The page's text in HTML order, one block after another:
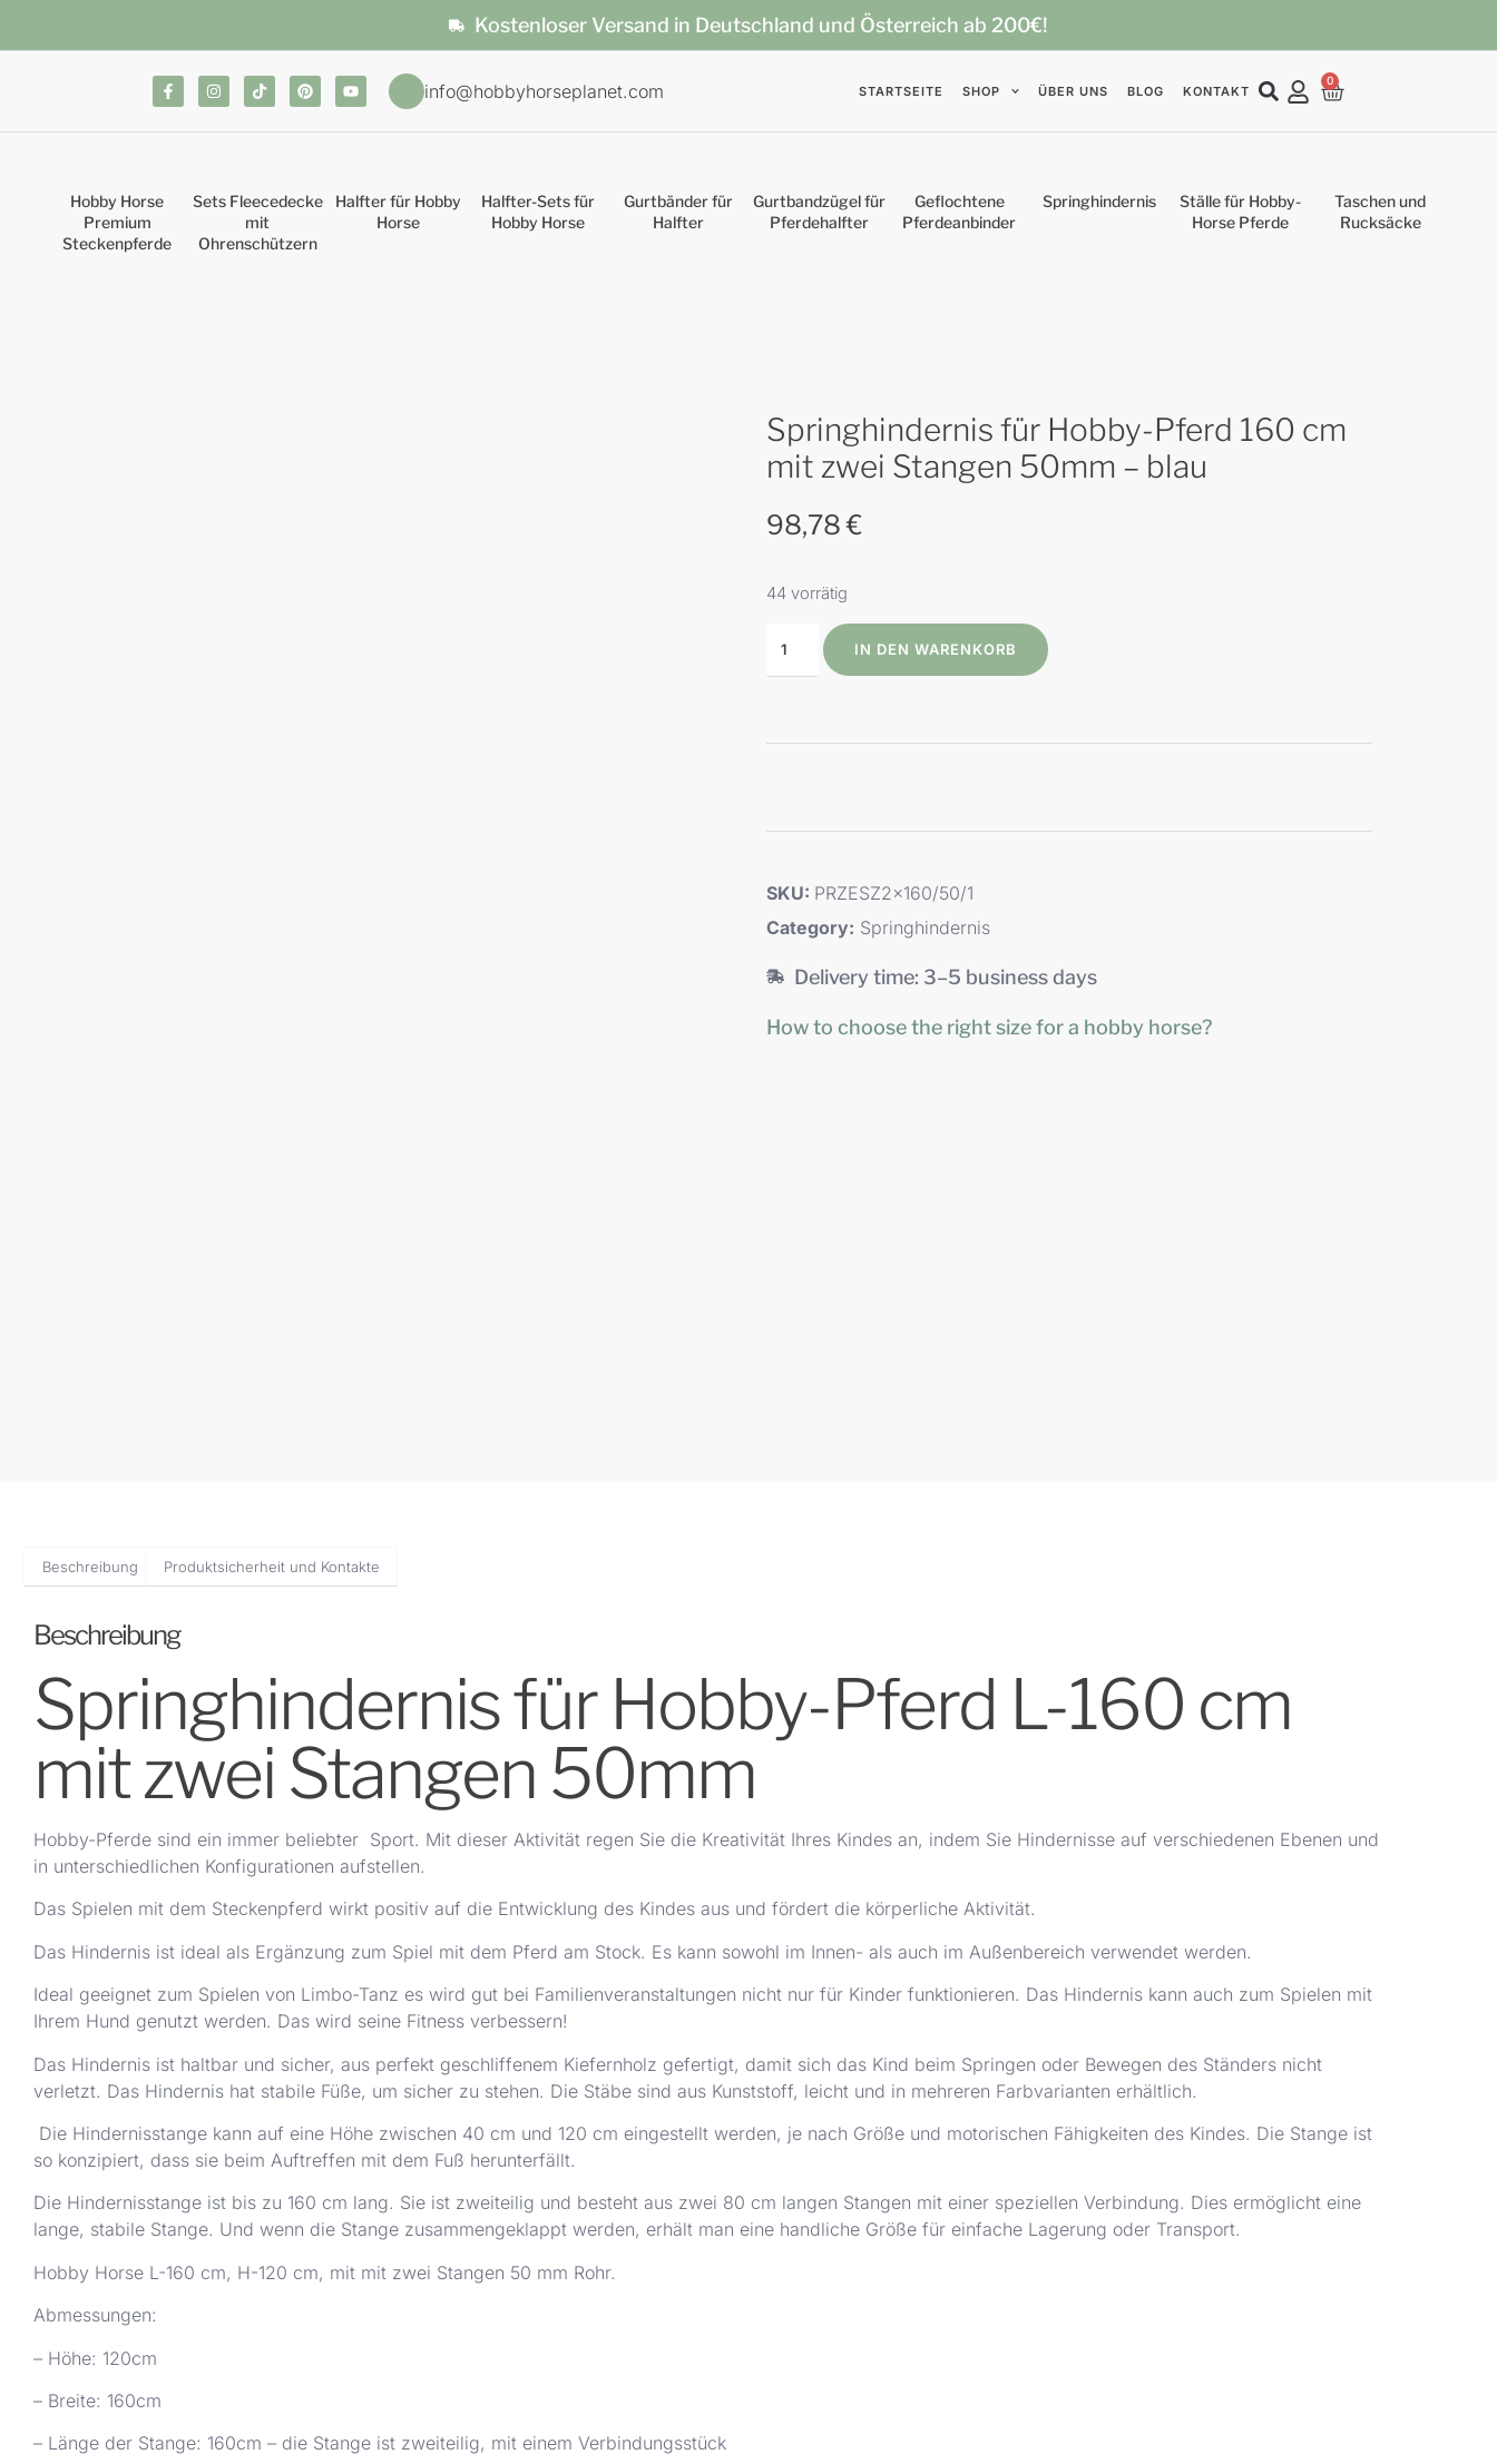
Kostenloser Versand in Deutschland und Österreich ab 200€!
info@hobbyhorseplanet.com STARTSEITE SHOP ÜBER UNS BLOG KONTAKT
0
Hobby Horse
Premium
Steckenpferde
Sets Fleecedecke
mit
Ohrenschützern
Halfter für Hobby
Horse
Halfter-Sets für
Hobby Horse
Gurtbänder für
Halfter
Gurtbandzügel für
Pferdehalfter
Geflochtene
Pferdeanbinder
Springhindernis
Ställe für Hobby-
Horse Pferde
Taschen und
Rucksäcke
Springhindernis für Hobby-Pferd 160 cm
mit zwei Stangen 50mm – blau
98,78€
44 vorrätig
IN DEN WARENKORB
SKU: PRZESZ2x160/50/1
Category: Springhindernis
Delivery time: 3–5 business days
How to choose the right size for a hobby horse?
Beschreibung Produktsicherheit und Kontakte
Beschreibung
Springhindernis für Hobby-Pferd L-160 cm
mit zwei Stangen 50mm
Hobby-Pferde sind ein immer beliebter Sport. Mit dieser Aktivität regen Sie die Kreativität Ihres Kindes an, indem Sie Hindernisse auf verschiedenen Ebenen und
in unterschiedlichen Konfigurationen aufstellen.
Das Spielen mit dem Steckenpferd wirkt positiv auf die Entwicklung des Kindes aus und fördert die körperliche Aktivität.
Das Hindernis ist ideal als Ergänzung zum Spiel mit dem Pferd am Stock. Es kann sowohl im Innen- als auch im Außenbereich verwendet werden.
Ideal geeignet zum Spielen von Limbo-Tanz es wird gut bei Familienveranstaltungen nicht nur für Kinder funktionieren. Das Hindernis kann auch zum Spielen mit
Ihrem Hund genutzt werden. Das wird seine Fitness verbessern!
Das Hindernis ist haltbar und sicher, aus perfekt geschliffenem Kiefernholz gefertigt, damit sich das Kind beim Springen oder Bewegen des Ständers nicht
verletzt. Das Hindernis hat stabile Füße, um sicher zu stehen. Die Stäbe sind aus Kunststoff, leicht und in mehreren Farbvarianten erhältlich.
Die Hindernisstange kann auf eine Höhe zwischen 40 cm und 120 cm eingestellt werden, je nach Größe und motorischen Fähigkeiten des Kindes. Die Stange ist
so konzipiert, dass sie beim Auftreffen mit dem Fuß herunterfällt.
Die Hindernisstange ist bis zu 160 cm lang. Sie ist zweiteilig und besteht aus zwei 80 cm langen Stangen mit einer speziellen Verbindung. Dies ermöglicht eine
lange, stabile Stange. Und wenn die Stange zusammengeklappt werden, erhält man eine handliche Größe für einfache Lagerung oder Transport.
Hobby Horse L-160 cm, H-120 cm, mit mit zwei Stangen 50 mm Rohr.
Abmessungen:
– Höhe: 120cm
– Breite: 160cm
– Länge der Stange: 160cm – die Stange ist zweiteilig, mit einem Verbindungsstück